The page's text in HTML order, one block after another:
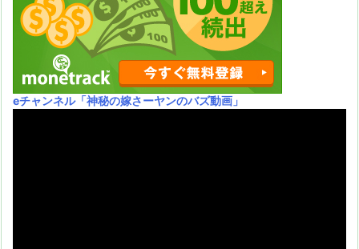
eチャンネル「神秘の嫁さーヤンのバズ動画」